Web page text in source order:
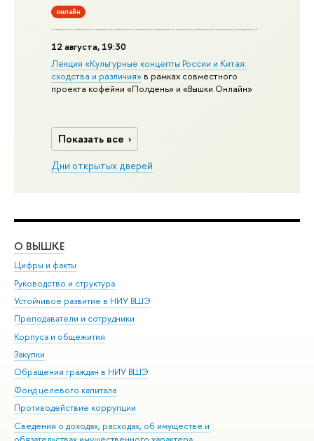
онлайн
12 августа, 19:30
Лекция «Культурные концепты России и Китая:
сходства и различия» в рамках совместного
проекта кофейни «Полдень» и «Вышки Онлайн»
Показать все
Дни открытых дверей
О ВЫШКЕ
Цифры и факты
Руководство и структура
Устойчивое развитие в НИУ ВШЭ
Преподаватели и сотрудники
Корпуса и общежития
Закупки
Обращения граждан в НИУ ВШЭ
Фонд целевого капитала
Противодействие коррупции
Сведения о доходах, расходах, об имуществе и